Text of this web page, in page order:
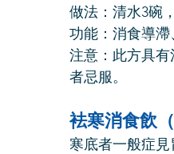
做法：清水3碗
功能：消食導
注意：此方具
者忌服。
袪寒消食飲
寒底者一般症見